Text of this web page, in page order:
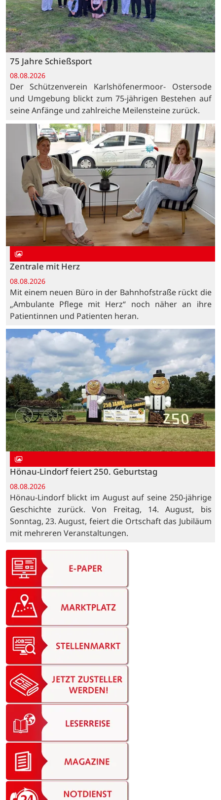
75 Jahre Schießsport
08.08.2026
Der Schützenverein Karlshöfenermoor- Ostersode
und Umgebung blickt zum 75-jährigen Bestehen auf
seine Anfänge und zahlreiche Meilensteine zurück.
Zentrale mit Herz
08.08.2026
Mit einem neuen Büro in der Bahnhofstraße rückt die
„Ambulante Pflege mit Herz“ noch näher an ihre
Patientinnen und Patienten heran.
Hönau-Lindorf feiert 250. Geburtstag
08.08.2026
Hönau-Lindorf blickt im August auf seine 250-jährige
Geschichte zurück. Von Freitag, 14. August, bis
Sonntag, 23. August, feiert die Ortschaft das Jubiläum
mit mehreren Veranstaltungen.